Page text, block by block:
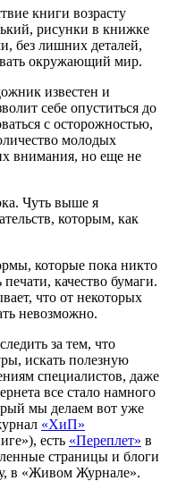
книги возрасту
рисунки в книжке
без лишних деталей,
окружающий мир.
известен и
себе опуститься до
с осторожностью,
молодых
внимания, но еще не
Чуть выше я
которым, как
которые пока никто
качество бумаги.
что от некоторых
невозможно.
за тем, что
искать полезную
специалистов, даже
все стало намного
мы делаем вот уже
«ХиП»
есть «Переплет» в
страницы и блоги
в «Живом Журнале».